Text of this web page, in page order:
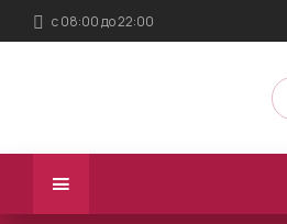
с 08:00 до 22:00